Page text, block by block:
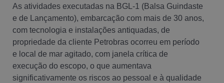
As atividades executadas na BGL-1 (Balsa Guindaste
e de Lançamento), embarcação com mais de 30 anos,
com tecnologia e instalações antiquadas, de
propriedade da cliente Petrobras ocorreu em período
e local de mar agitado, com janela crítica de
execução do escopo, o que aumentava
significativamente os riscos ao pessoal e à qualidade